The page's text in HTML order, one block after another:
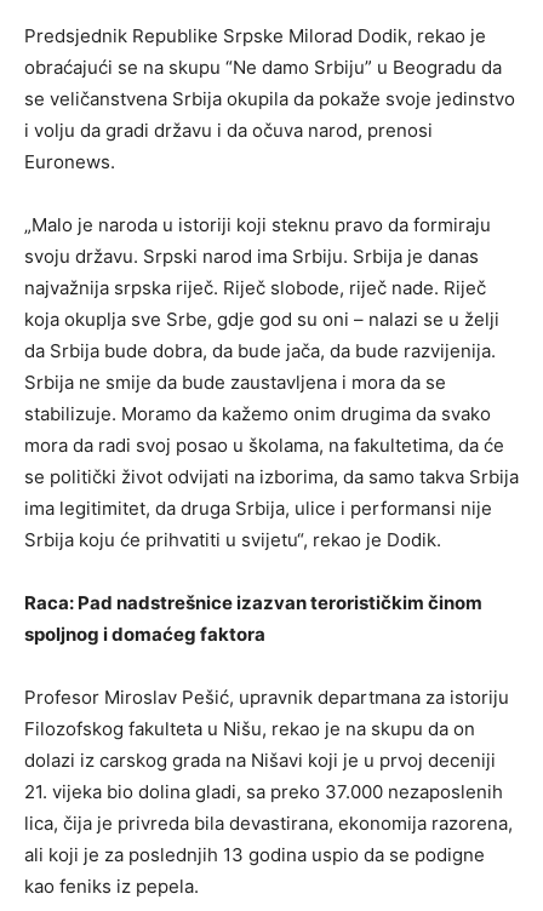
Predsjednik Republike Srpske Milorad Dodik, rekao je
obraćajući se na skupu “Ne damo Srbiju” u Beogradu da
se veličanstvena Srbija okupila da pokaže svoje jedinstvo
i volju da gradi državu i da očuva narod, prenosi
Euronews.
„Malo je naroda u istoriji koji steknu pravo da formiraju
svoju državu. Srpski narod ima Srbiju. Srbija je danas
najvažnija srpska riječ. Riječ slobode, riječ nade. Riječ
koja okuplja sve Srbe, gdje god su oni – nalazi se u želji
da Srbija bude dobra, da bude jača, da bude razvijenija.
Srbija ne smije da bude zaustavljena i mora da se
stabilizuje. Moramo da kažemo onim drugima da svako
mora da radi svoj posao u školama, na fakultetima, da će
se politički život odvijati na izborima, da samo takva Srbija
ima legitimitet, da druga Srbija, ulice i performansi nije
Srbija koju će prihvatiti u svijetu“, rekao je Dodik.
Raca: Pad nadstrešnice izazvan terorističkim činom
spoljnog i domaćeg faktora
Profesor Miroslav Pešić, upravnik departmana za istoriju
Filozofskog fakulteta u Nišu, rekao je na skupu da on
dolazi iz carskog grada na Nišavi koji je u prvoj deceniji
21. vijeka bio dolina gladi, sa preko 37.000 nezaposlenih
lica, čija je privreda bila devastirana, ekonomija razorena,
ali koji je za poslednjih 13 godina uspio da se podigne
kao feniks iz pepela.